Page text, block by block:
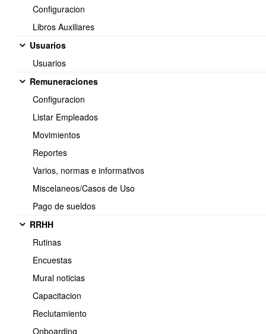
Configuracion
Libros Auxiliares
Usuarios
Usuarios
Remuneraciones
Configuracion
Listar Empleados
Movimientos
Reportes
Varios, normas e informativos
Miscelaneos/Casos de Uso
Pago de sueldos
RRHH
Rutinas
Encuestas
Mural noticias
Capacitacion
Reclutamiento
Onboarding
Tanto para:
Nueva entrada, Nueva salida, Traspasos, Toma de
ineventario,
Concepto:
Es el concepto del movimiento que se este realizando
Observacion :
Es observacion del movimieto
Bodega:
Es la bodega de donte este salido o entrado los
productos